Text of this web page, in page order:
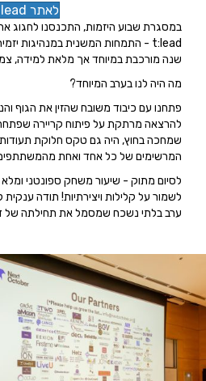
לאתר t:lead
במסגרת שבוע היזמות, התכנסנו לחגוג
t:lead - התמחות המשנית במנהיגות יזמית.
שנה מורכבת במיוחד אך מלאת למידה,
מה היה לנו בערב המיוחד?
פתחנו עם כיבוד משובח שהזין את הגוף
להרצאה מרתקת על פיתוח קריירה שפתחה
שמחכה בחוץ, היה גם טקס חלוקת
המרשימים של כל אחד ואחת
לסיום מתוק - שיעור משחק ספונטני ומלא
לשמור על קלילות ויצירתיות! תודה ענקית
ערב בלתי נשכח שמסמל את תחילתה של